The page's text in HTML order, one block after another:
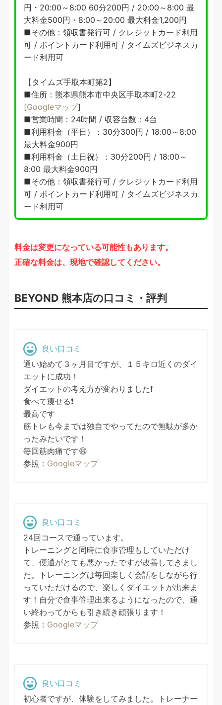
円・20:00～8:00 60分200円 / 20:00～8:00 最
大料金500円・8:00～20:00 最大料金1,200円
■その他：領収書発行可 / クレジットカード利用
可 / ポイントカード利用可 / タイムズビジネスカ
ード利用可
【タイムズ手取本町第2】
■住所：熊本県熊本市中央区手取本町2-22
[Googleマップ]
■営業時間：24時間 / 収容台数：4台
■利用料金（平日）：30分300円 / 18:00～8:00
最大料金900円
■利用料金（土日祝）：30分200円 / 18:00～
8:00 最大料金900円
■その他：領収書発行可 / クレジットカード利用
可 / ポイントカード利用可 / タイムズビジネスカ
ード利用可
料金は変更になっている可能性もあります。
正確な料金は、現地で確認してください。
BEYOND 熊本店の口コミ・評判
良い口コミ
通い始めて３ヶ月目ですが、１５キロ近くのダイ
エットに成功！
ダイエットの考え方が変わりました❗️
食べて痩せる❗️
最高です
筋トレも今までは独自でやってたので無駄が多か
ったみたいです！
毎回筋肉痛です😆
参照： Googleマップ
良い口コミ
24回コースで通っています。
トレーニングと同時に食事管理もしていただけ
て、便通がとても悪かったですが改善してきまし
た。トレーニングは毎回楽しく会話をしながら行
っていただけるので、楽しくダイエットが出来ま
す！自分で食事管理出来るようになったので、通
い終わってからも引き続き頑張ります！
参照： Googleマップ
良い口コミ
初心者ですが、体験をしてみました。トレーナー